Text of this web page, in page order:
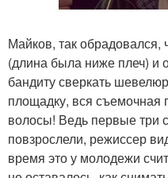
Майков, так обрадовался,
(длина была ниже плеч) и
бандиту сверкать
площадку, вся съемочная
волосы! Ведь первые три
повзрослели, режиссер
время это у молодежи